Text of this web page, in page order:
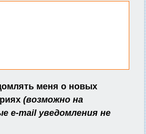
меня о новых
(возможно на
e-mail уведомления не